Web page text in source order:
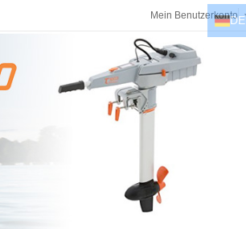
Mein BenutzerkontoDE